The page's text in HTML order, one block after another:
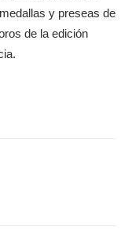
y preseas de
de la edición